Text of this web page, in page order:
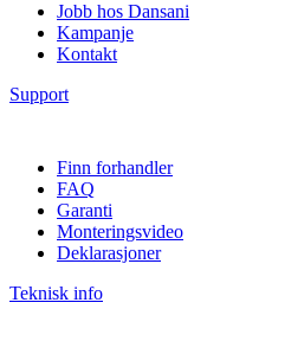
Jobb hos Dansani
Kampanje
Kontakt
Support
Finn forhandler
FAQ
Garanti
Monteringsvideo
Deklarasjoner
Teknisk info